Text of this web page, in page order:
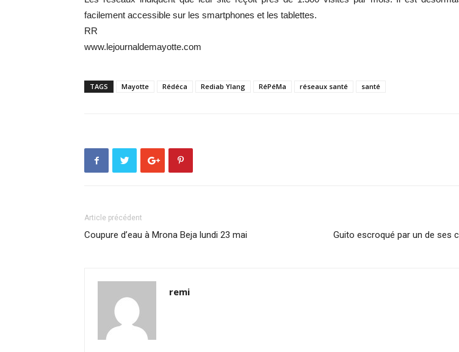
facilement accessible sur les smartphones et les tablettes.
RR
www.lejournaldemayotte.com
TAGS Mayotte Rédéca Rediab Ylang RéPéMa réseaux santé santé
Article précédent
Coupure d’eau à Mrona Beja lundi 23 mai Guito escroqué par un de ses
remi